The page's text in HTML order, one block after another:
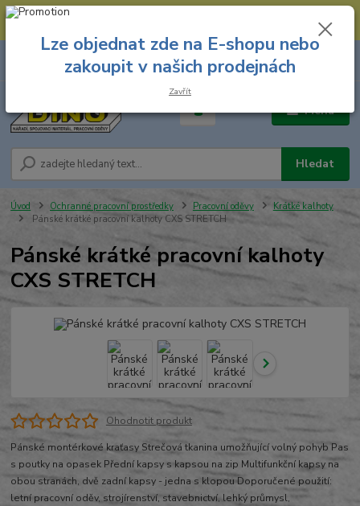
--- Spojovací materiál: 774 431 045 --- Prodejna nářadí: 731 449 423 --
Menu
Hledat
8.00 hod. - 16.00 hod.
za
Úvod Ochranné pracovní prostředky Pracovní oděvy
Krátké kalhoty
Pánské krátké pracovní kalhoty CXS STRETCH
Pánské krátké pracovní kalhoty
CXS STRETCH
Ohodnotit produkt
Pánské montérkové kraťasy Strečová tkanina umožňující volný pohyb Pas
s poutky na opasek Přední kapsy s kapsou na zip Multifunkční kapsy na
obou stranách, dvě zadní kapsy - jedna s klopou Doporučené použití:
letní pracovní oděv, strojírenství, stavebnictví, lehký průmysl,
Lze objednat zde na E-shopu nebo
zakoupit v našich prodejnách
Zavřít